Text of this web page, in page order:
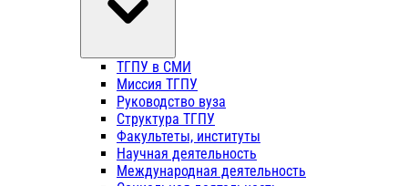
ТГПУ в СМИ
Миссия ТГПУ
Руководство вуза
Структура ТГПУ
Факультеты, институты
Научная деятельность
Международная деятельность